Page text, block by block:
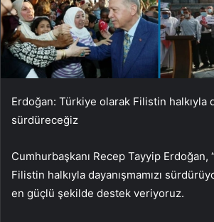
Erdoğan: Türkiye olarak Filistin halkıyla
sürdüreceğiz
Cumhurbaşkanı Recep Tayyip Erdoğan,
Filistin halkıyla dayanışmamızı
en güçlü şekilde destek veriyoruz.